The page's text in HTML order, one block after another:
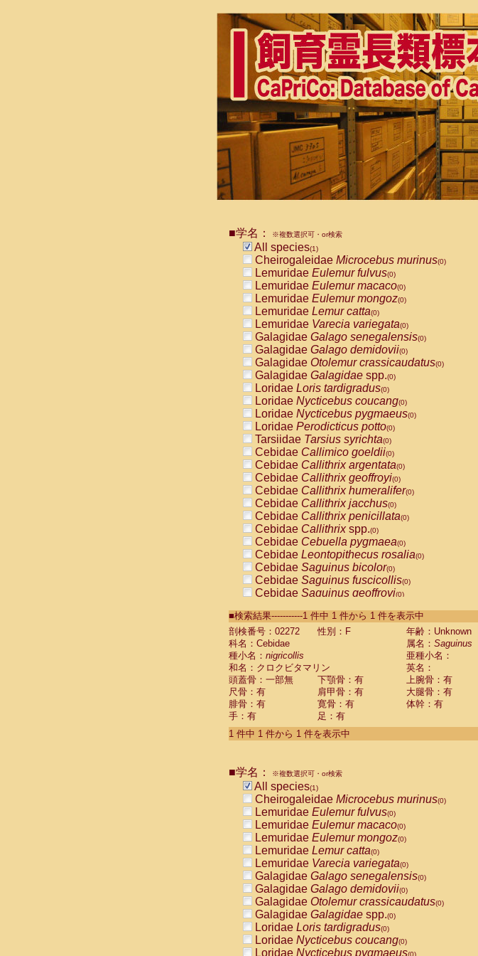
■学名： ※複数選択可・or検索
All species(1)
Cheirogaleidae Microcebus murinus(0)
Lemuridae Eulemur fulvus(0)
Lemuridae Eulemur macaco(0)
Lemuridae Eulemur mongoz(0)
Lemuridae Lemur catta(0)
Lemuridae Varecia variegata(0)
Galagidae Galago senegalensis(0)
Galagidae Galago demidovii(0)
Galagidae Otolemur crassicaudatus(0)
Galagidae Galagidae spp.(0)
Loridae Loris tardigradus(0)
Loridae Nycticebus coucang(0)
Loridae Nycticebus pygmaeus(0)
Loridae Perodicticus potto(0)
Tarsiidae Tarsius syrichta(0)
Cebidae Callimico goeldii(0)
Cebidae Callithrix argentata(0)
Cebidae Callithrix geoffroyi(0)
Cebidae Callithrix humeralifer(0)
Cebidae Callithrix jacchus(0)
Cebidae Callithrix penicillata(0)
Cebidae Callithrixspp.(0)
Cebidae Cebuella pygmaea(0)
Cebidae Leontopithecus rosalia(0)
Cebidae Saguinus bicolor(0)
Cebidae Saguinus fuscicollis(0)
Cebidae Saguinus geoffroyi(0)
CebidaeSaguinus labiatus(0)
Cebidae Saguinus leucopus (0)
Cebidae
CebidaeSaguinus mystax
CebidaeSaguinus nigricollis (1)
Cebidae Saguinus oedipus
Cebidae Saguinus weddelli
Cebidae Saguinusspp.
Cebidae Aotus trivirgatus
Cebidae Cebus albifrons
CebidaeCebus nigrivittatus
CebidaeCebus
CebidaeSaimiri boliviensis(0)
CebidaeSaimiri sciureus(0)
AtelidaeAlouatta caraya(0)
AtelidaeAlouatta fusca(0)
AtelidaeAlouatta seniculus
AtelidaeAlouattaspp.(0)
AtelidaeAteles belzebuth(0)
AtelidaeAteles geoffroyi(0)
AtelidaeAteles paniscus(0)
AtelidaeAtelesspp.(0)
Atelidae Lagothrix lagothricha
AtelidaeLagothrix lagothricha cana
PitheciidaeCacajao calvus rubicundus
■検索結果-----------1 件中 1 件から 1 件を表示中
剖検番号：02272
性別：F
年齢：Unknown
科名：Cebidae
属名： Saguinus
種小名： nigricollis
亜種小名：
和名：クロクビタマリン
英名：
頭蓋骨：一部無
下顎骨：有 上腕骨：有
尺骨：有
肩甲骨：有 大腿骨：有
腓骨：有
寛骨：有
体幹：有
手：有
足：有
1 件中 1 件から 1 件を表示中
■学名： ※複数選択可・or検索
All species(1)
Cheirogaleidae Microcebus murinus(0)
Lemuridae Eulemur fulvus(0)
Lemuridae Eulemur macaco(0)
Lemuridae Eulemur mongoz(0)
Lemuridae Lemur catta(0)
Lemuridae Varecia variegata(0)
Galagidae Galago senegalensis(0)
Galagidae Galago demidovii(0)
Galagidae Otolemur crassicaudatus(0)
Galagidae Galagidae spp.(0)
Loridae Loris tardigradus(0)
Loridae Nycticebus coucang(0)
Loridae Nycticebus pygmaeus(0)